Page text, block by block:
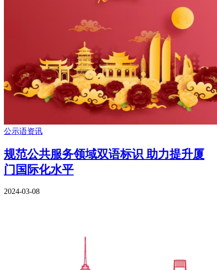
公示语资讯
规范公共服务领域双语标识 助力提升厦
门国际化水平
2024-03-08